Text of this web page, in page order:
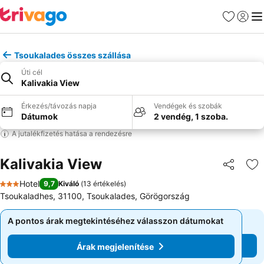
Kedvencek
Tsoukalades összes szállása
Úti cél
Kalivakia View
Érkezés/távozás napja
Dátumok
Vendégek és szobák
2 vendég, 1 szoba.
A jutalékfizetés hatása a rendezésre
Kalivakia View
3 Kategória
Hotel 9,7 Kiváló (13 értékelés)
Tsoukaladhes, 31100, Tsoukalades, Görögország
A pontos árak megtekintéséhez válasszon dátumokat
Árak megjelenítése
A pontos árak megtekintéséhez válasszon dátumokat
Árak megjelenítése